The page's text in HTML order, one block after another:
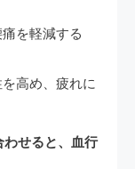
を軽減する
高め、疲れに
わせると、血行